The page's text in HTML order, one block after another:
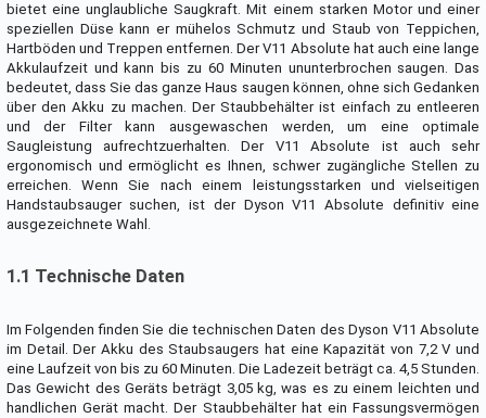
bietet eine unglaubliche Saugkraft. Mit einem starken Motor und einer
speziellen Düse kann er mühelos Schmutz und Staub von Teppichen,
Hartböden und Treppen entfernen. Der V11 Absolute hat auch eine lange
Akkulaufzeit und kann bis zu 60 Minuten ununterbrochen saugen. Das
bedeutet, dass Sie das ganze Haus saugen können, ohne sich Gedanken
über den Akku zu machen. Der Staubbehälter ist einfach zu entleeren
und der Filter kann ausgewaschen werden, um eine optimale
Saugleistung aufrechtzuerhalten. Der V11 Absolute ist auch sehr
ergonomisch und ermöglicht es Ihnen, schwer zugängliche Stellen zu
erreichen. Wenn Sie nach einem leistungsstarken und vielseitigen
Handstaubsauger suchen, ist der Dyson V11 Absolute definitiv eine
ausgezeichnete Wahl.
1.1 Technische Daten
Im Folgenden finden Sie die technischen Daten des Dyson V11 Absolute
im Detail. Der Akku des Staubsaugers hat eine Kapazität von 7,2 V und
eine Laufzeit von bis zu 60 Minuten. Die Ladezeit beträgt ca. 4,5 Stunden.
Das Gewicht des Geräts beträgt 3,05 kg, was es zu einem leichten und
handlichen Gerät macht. Der Staubbehälter hat ein Fassungsvermögen